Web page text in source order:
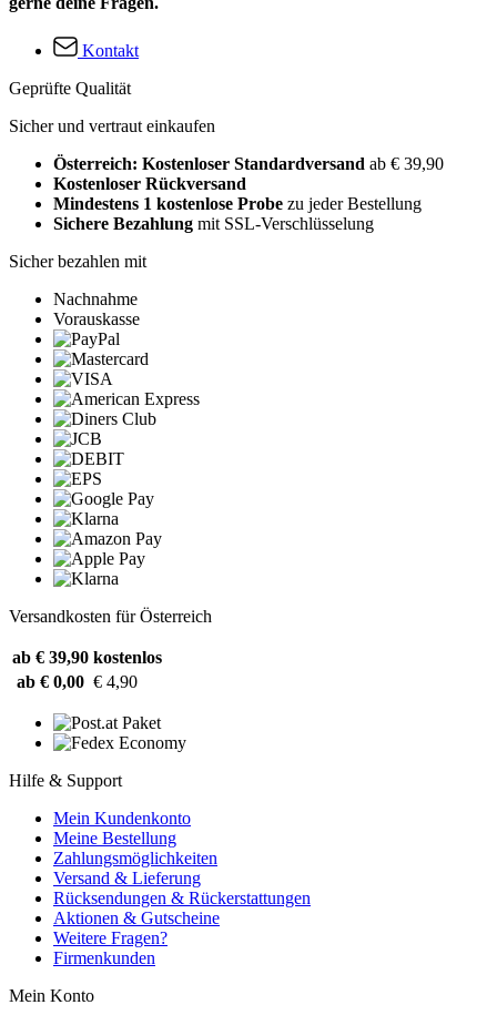
Kontakt
Geprüfte Qualität
Sicher und vertraut einkaufen
Österreich: Kostenloser Standardversand ab € 39,90
Kostenloser Rückversand
Mindestens 1 kostenlose Probe zu jeder Bestellung
Sichere Bezahlung mit SSL-Verschlüsselung
Sicher bezahlen mit
Nachnahme
Vorauskasse
Versandkosten für Österreich
ab € 39,90 kostenlos
ab € 0,00 € 4,90
Hilfe & Support
Mein Kundenkonto
Meine Bestellung
Zahlungsmöglichkeiten
Versand & Lieferung
Rücksendungen & Rückerstattungen
Aktionen & Gutscheine
Weitere Fragen?
Firmenkunden
Mein Konto